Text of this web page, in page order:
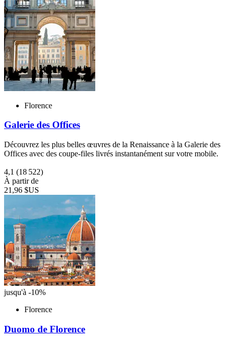
Florence
Galerie des Offices
Découvrez les plus belles œuvres de la Renaissance à la Galerie des
Offices avec des coupe-files livrés instantanément sur votre mobile.
4,1 (18 522)
À partir de
21,96 $US
jusqu'à -10%
Florence
Duomo de Florence